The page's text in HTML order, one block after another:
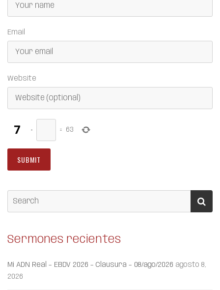
Email
Website
× = 63
Sermones recientes
Mi ADN Real – EBDV 2026 – Clausura – 08/ago/2026 agosto 8,
2026